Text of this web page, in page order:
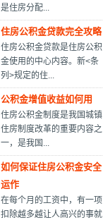
是住房分配...
住房公积金贷款完全攻略
住房公积金贷款是住房公积
金使用的中心内容。新<条
列>规定的住...
公积金增值收益如何用
住房公积金制度是我国城镇
住房制度改革的重要内容之
一，是我国...
如何保证住房公积金安全
运作
在每个月的工资中，有一项
扣除越多越让人高兴的事就